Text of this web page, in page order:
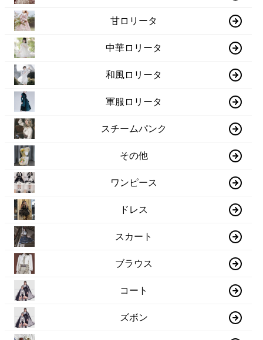
甘ロリータ
中華ロリータ
和風ロリータ
軍服ロリータ
スチームパンク
その他
ワンピース
ドレス
スカート
ブラウス
コート
ズボン